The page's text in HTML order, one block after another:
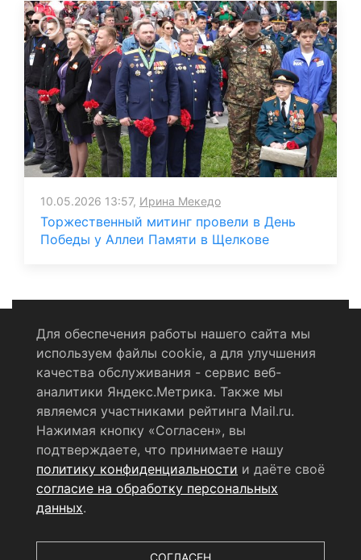
10.05.2026 13:57, Ирина Мекедо
Торжественный митинг провели в День
Победы у Аллеи Памяти в Щелкове
Политика конфиденциальности
Согласие на обработку персональных данных
RSS-лента
© 2004 - 2026 Сетевое издание Щёлковское ТВ.
Свидетельство о регистрации СМИ
ЭЛ № ФС 77 - 79754 от 07.12.2020 г.
технологий и массовых коммуникаций (РОСКОМНАДЗОР).
Для обеспечения работы нашего сайта мы
используем файлы cookie, а для улучшения
качества обслуживания - сервис веб-
аналитики Яндекс.Метрика. Также мы
являемся участниками рейтинга Mail.ru.
Нажимая кнопку «Согласен», вы
подтверждаете, что принимаете нашу
политику конфиденциальности и даёте своё
согласие на обработку персональных
данных.
СОГЛАСЕН